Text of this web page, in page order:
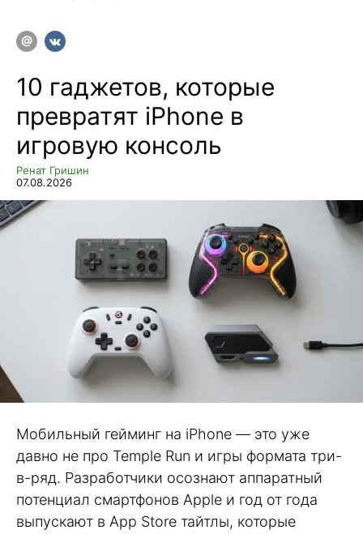
10 гаджетов, которые
превратят iPhone в
игровую консоль
Ренат Гришин
07.08.2026
Мобильный гейминг на iPhone — это уже
давно не про Temple Run и игры формата три-
в-ряд. Разработчики осознают аппаратный
потенциал смартфонов Apple и год от года
выпускают в App Store тайтлы, которые